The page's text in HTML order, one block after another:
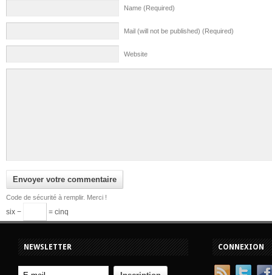
Name (Required)
Mail (will not be published) (Required)
Website
Code de sécurité à remplir. Merci !
six − = cinq
NEWSLETTER CONNEXION